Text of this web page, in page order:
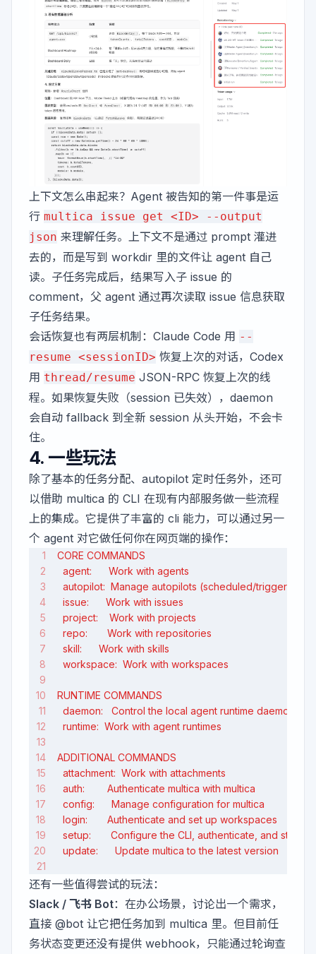
上下文怎么串起来？Agent 被告知的第一件事是运
行 multica issue get <ID> --output
json 来理解任务。上下文不是通过 prompt 灌进
去的，而是写到 workdir 里的文件让 agent 自己
读。子任务完成后，结果写入子 issue 的
comment，父 agent 通过再次读取 issue 信息获取
子任务结果。
会话恢复也有两层机制：Claude Code 用 --
resume <sessionID> 恢复上次的对话，Codex
用 thread/resume JSON-RPC 恢复上次的线
程。如果恢复失败（session 已失效），daemon
会自动 fallback 到全新 session 从头开始，不会卡
住。
4. 一些玩法
除了基本的任务分配、autopilot 定时任务外，还可
以借助 multica 的 CLI 在现有内部服务做一些流程
上的集成。它提供了丰富的 cli 能力，可以通过另一
个 agent 对它做任何你在网页端的操作：
CORE COMMANDS
  agent:      Work with agents
autopilot:  Manage autopilots (scheduled/triggered
  issue:      Work with issues
  project:    Work with projects
  repo:       Work with repositories
  skill:      Work with skills
  workspace:  Work with workspaces
RUNTIME COMMANDS
  daemon:   Control the local agent runtime daemon
  runtime:  Work with agent runtimes
ADDITIONAL COMMANDS
  attachment:  Work with attachments
  auth:        Authenticate multica with multica
  config:      Manage configuration for multica
  login:       Authenticate and set up workspaces
setup:       Configure the CLI, authenticate, and start
  update:      Update multica to the latest version
还有一些值得尝试的玩法：
Slack / 飞书 Bot：在办公场景，讨论出一个需求，
直接 @bot 让它把任务加到 multica 里。但目前任
务状态变更还没有提供 webhook，只能通过轮询查